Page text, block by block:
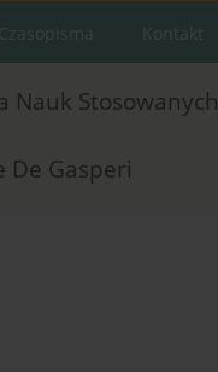
Czasopisma Kontakt
Nauk Stosowanych
De Gasperi